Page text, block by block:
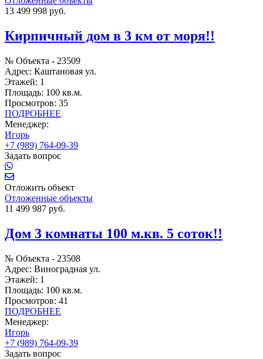
13 499 998 руб.
Кирпичный дом в 3 км от моря!!
№ Объекта - 23509
Адрес: Каштановая ул.
Этажей: 1
Площадь: 100 кв.м.
Просмотров: 35
ПОДРОБНЕЕ
Менеджер:
Игорь
+7 (989) 764-09-39
Задать вопрос
Отложить объект
Отложенные объекты
11 499 987 руб.
Дом 3 комнаты 100 м.кв. 5 соток!!
№ Объекта - 23508
Адрес: Виноградная ул.
Этажей: 1
Площадь: 100 кв.м.
Просмотров: 41
ПОДРОБНЕЕ
Менеджер:
Игорь
+7 (989) 764-09-39
Задать вопрос